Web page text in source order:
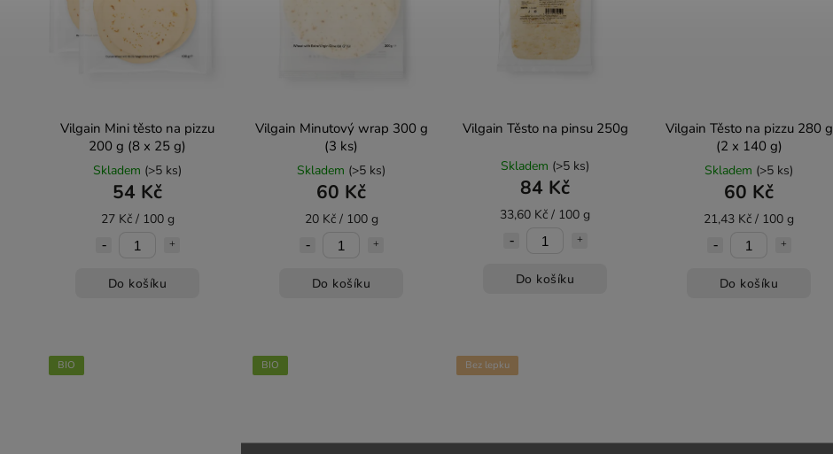
Vilgain Mini těsto na pizzu
200 g (8 x 25 g)
Skladem (>5 ks)
54 Kč
27 Kč / 100 g
Do košíku
Vilgain Minutový wrap 300 g
(3 ks)
Skladem (>5 ks)
60 Kč
20 Kč / 100 g
Do košíku
Vilgain Těsto na pinsu 250g
Skladem (>5 ks)
84 Kč
33,60 Kč / 100 g
Do košíku
Vilgain Těsto na pizzu 280 g
(2 x 140 g)
Skladem (>5 ks)
60 Kč
21,43 Kč / 100 g
Do košíku
BIO BIO Bez lepku